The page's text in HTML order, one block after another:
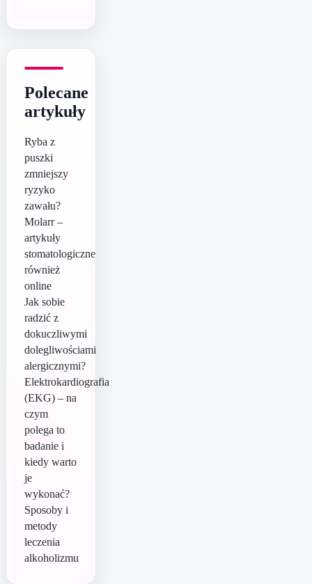
Polecane
artykuły
Ryba z
puszki
zmniejszy
ryzyko
zawału?
Molarr –
artykuły
stomatologiczne
również
online
Jak sobie
radzić z
dokuczliwymi
dolegliwościami
alergicznymi?
Elektrokardiografia
(EKG) – na
czym
polega to
badanie i
kiedy warto
je
wykonać?
Sposoby i
metody
leczenia
alkoholizmu